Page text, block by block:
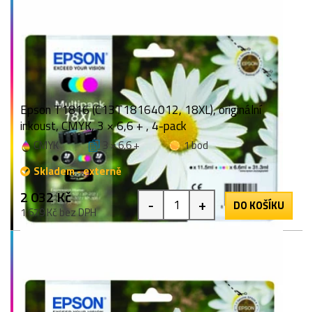
Epson T1816 (C13T18164012, 18XL), originální
inkoust, CMYK, 3 × 6,6 + , 4-pack
CMYK 3 × 6,6 +
1 bod
Skladem - externě
2 032 Kč
1 679 Kč bez DPH - + DO KOŠÍKU